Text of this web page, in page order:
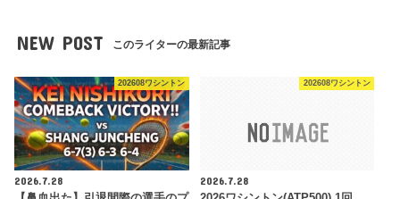
NEW POST このライターの最新記事
202608ワシントン
2026.7.28
202608ワシントン
2026.7.28